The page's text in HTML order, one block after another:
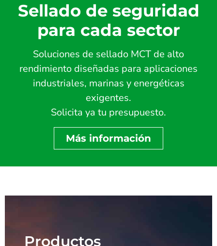
Sellado de seguridad
para cada sector
Soluciones de sellado MCT de alto
rendimiento diseñadas para aplicaciones
industriales, marinas y energéticas
exigentes.
Solicita ya tu presupuesto.
Más información
Productos